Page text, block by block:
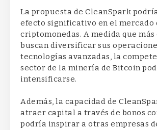
La propuesta de CleanSpark
efecto significativo en el mercado
criptomonedas. A medida que más
buscan diversificar sus
tecnologías avanzadas, la
sector de la minería de Bitcoin
intensificarse.
Además, la capacidad de
atraer capital a través de bonos
podría inspirar a otras empresas